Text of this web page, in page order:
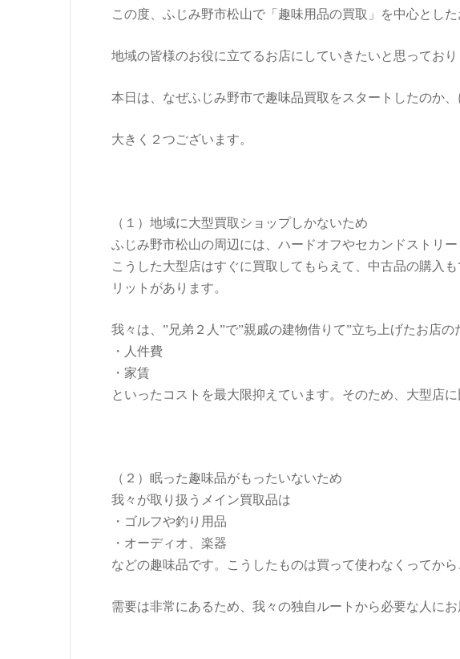
この度、ふじみ野市松山で「趣味用品の買取」を中心とし
地域の皆様のお役に立てるお店にしていきたいと思ってお
本日は、なぜふじみ野市で趣味品買取をスタートしたのか、
大きく２つございます。
（１）地域に大型買取ショップしかないため
ふじみ野市松山の周辺には、ハードオフやセカンドストリ
こうした大型店はすぐに買取してもらえて、中古品の購入
リットがあります。
我々は、”兄弟２人”で”親戚の建物借りて”立ち上げたお店の
・人件費
・家賃
といったコストを最大限抑えています。そのため、大型店
（２）眠った趣味品がもったいないため
我々が取り扱うメイン買取品は
・ゴルフや釣り用品
・オーディオ、楽器
などの趣味品です。こうしたものは買って使わなくってか
需要は非常にあるため、我々の独自ルートから必要な人に